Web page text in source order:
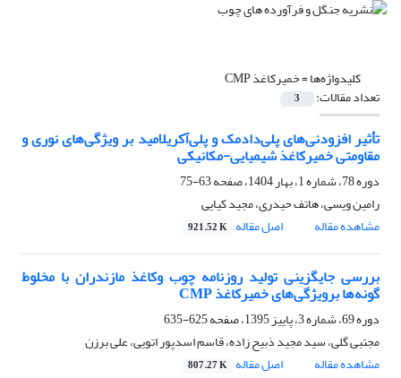
کلیدواژه‌ها =خمیرکاغذ CMP
تعداد مقالات: 3
تأثیر افزودنی‌های پلی‌دادمک و پلی‌آکریلامید بر ویژگی‌های نوری و
مقاومتی خمیرکاغذ شیمیایی-مکانیکی
دوره 78، شماره 1، بهار 1404، صفحه
63-75
رامین ویسی، هاتف حیدری، مجید کیایی
مشاهده مقاله
اصل مقاله 921.52 K
بررسی جایگزینی تولید روزنامه چوب وکاغذ مازندران با مخلوط
گونه‌ها برویژگی‌های خمیرکاغذ CMP
دوره 69، شماره 3، پاییز 1395، صفحه
625-635
مجتبی گلی، سید مجید ذبیح زاده، قاسم اسدپور اتویی، علی برزن
مشاهده مقاله
اصل مقاله 807.27 K